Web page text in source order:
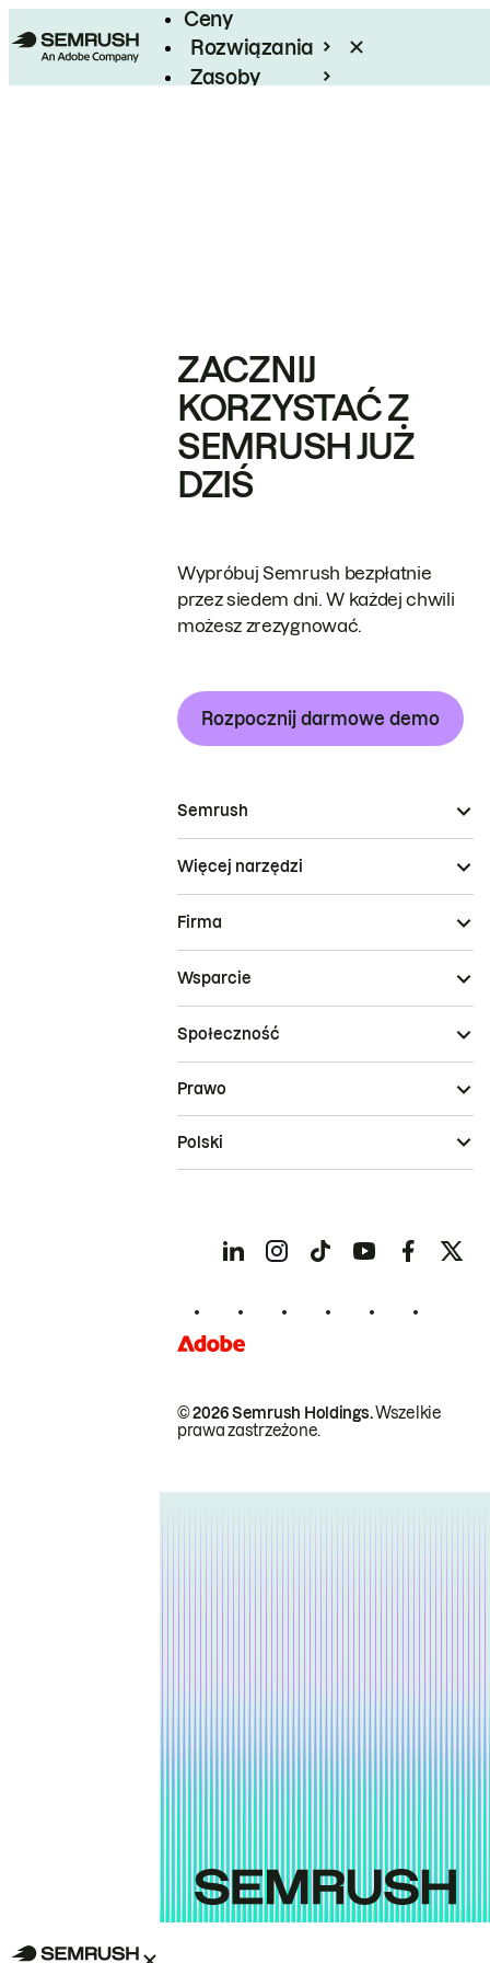
Ceny
Rozwiązania
Zasoby
ZACZNIJ
KORZYSTAĆ Z
SEMRUSH JUŻ
DZIŚ
Wypróbuj Semrush bezpłatnie
przez siedem dni. W każdej chwili
możesz zrezygnować.
Rozpocznij darmowe demo
Semrush
Więcej narzędzi
Firma
Wsparcie
Społeczność
© 2026 Semrush Holdings.Wszelkie
prawa zastrzeżone.
Prawo
Polski